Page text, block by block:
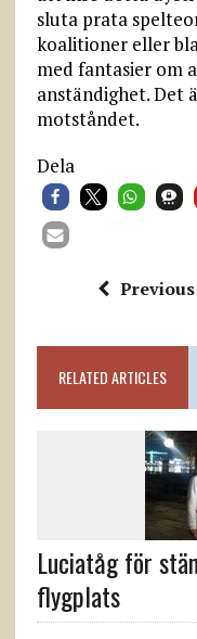
sluta prata
koalitioner eller
med fantasier om
anständighet. Det
motståndet.
Dela
RELATED ARTICLES
Luciatåg för
flygplats